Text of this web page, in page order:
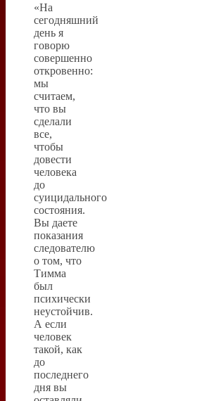
«На
сегодняшний
день я
говорю
совершенно
откровенно:
мы
считаем,
что вы
сделали
все,
чтобы
довести
человека
до
суицидального
состояния.
Вы даете
показания
следователю
о том, что
Тимма
был
психически
неустойчив.
А если
человек
такой, как
до
последнего
дня вы